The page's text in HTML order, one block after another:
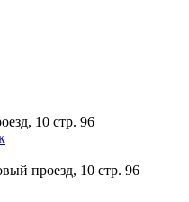
10 стр. 96
проезд, 10 стр. 96